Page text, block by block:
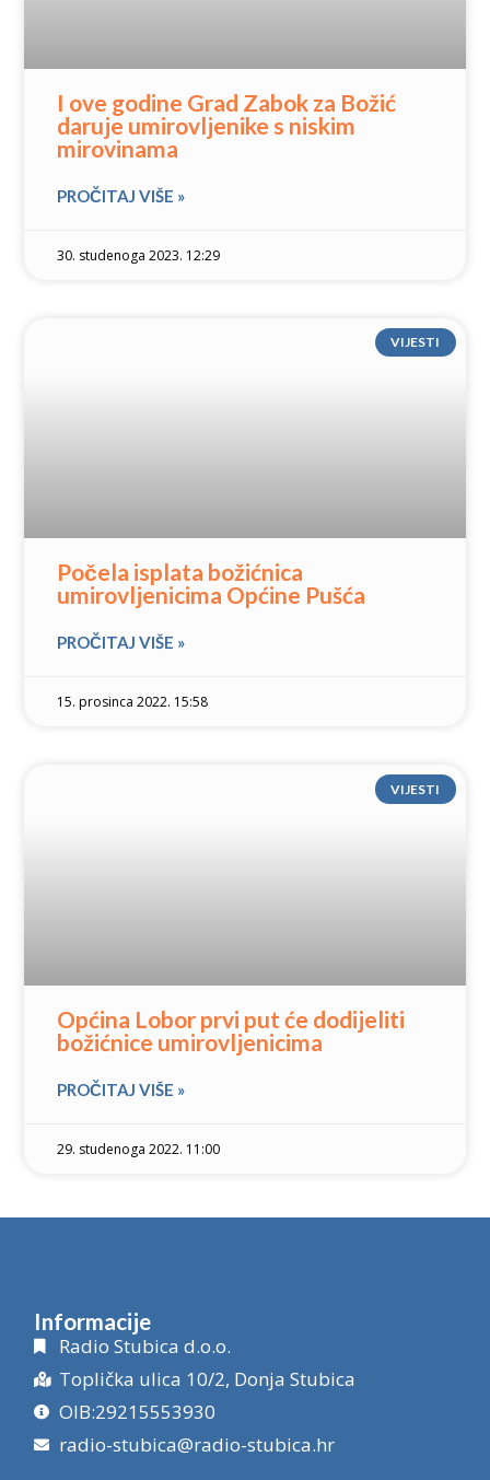
I ove godine Grad Zabok za Božić
daruje umirovljenike s niskim
mirovinama
PROČITAJ VIŠE »
30. studenoga 2023. 12:29
VIJESTI
Počela isplata božićnica
umirovljenicima Općine Pušća
PROČITAJ VIŠE »
15. prosinca 2022. 15:58
VIJESTI
Općina Lobor prvi put će dodijeliti
božićnice umirovljenicima
PROČITAJ VIŠE »
29. studenoga 2022. 11:00
Informacije
Radio Stubica d.o.o.
Toplička ulica 10/2, Donja Stubica
OIB:29215553930
radio-stubica@radio-stubica.hr